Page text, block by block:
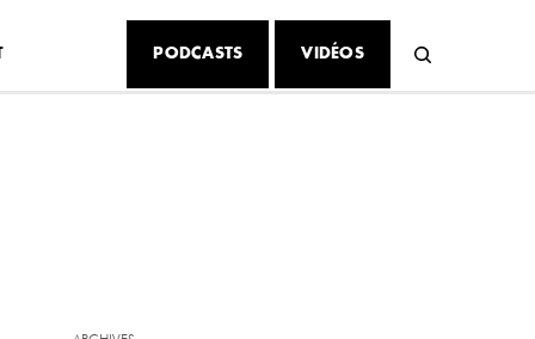
PODCASTS VIDÉOS